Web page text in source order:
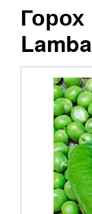
Горох Písum